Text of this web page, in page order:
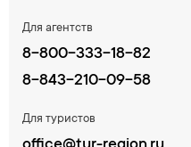
Для агентств
8-800-333-18-82
8-843-210-09-58
Для туристов